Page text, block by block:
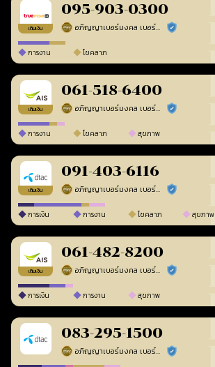
เติมเงิน
095-903-0300
อภิญญาเบอร์มงคล เบอร์สวยเลขศาสตร์ ร้านยืนยันแล้ว
การงาน โชคลาภ
เติมเงิน
061-518-6400
อภิญญาเบอร์มงคล เบอร์สวยเลขศาสตร์ ร้านยืนยันแล้ว
การงาน โชคลาภ สุขภาพ
เติมเงิน
091-403-6116
อภิญญาเบอร์มงคล เบอร์สวยเลขศาสตร์ ร้านยืนยันแล้ว
การเงิน การงาน โชคลาภ สุขภาพ
เติมเงิน
061-482-8200
อภิญญาเบอร์มงคล เบอร์สวยเลขศาสตร์ ร้านยืนยันแล้ว
การเงิน การงาน สุขภาพ
083-295-1500
อภิญญาเบอร์มงคล เบอร์สวยเลขศาสตร์ ร้านยืนยันแล้ว